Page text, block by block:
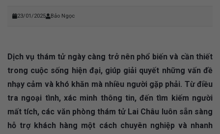
Văn phòng Hà Nội
Tuyển dụng
Địa điểm nước ngoài
23/01/2025 Bảo Ngọc
Dịch vụ thám tử ngày càng trở nên phổ biến và cần thiết
trong cuộc sống hiện đại, giúp giải quyết những vấn đề
nhạy cảm và khó khăn mà nhiều người gặp phải. Từ điều
tra ngoại tình, xác minh thông tin, đến tìm kiếm người
mất tích, các văn phòng thám tử Lai Châu luôn sẵn sàng
hỗ trợ khách hàng một cách chuyên nghiệp và nhanh